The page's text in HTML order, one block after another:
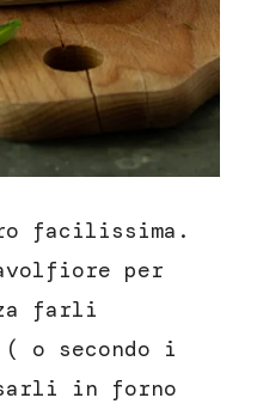
facilissima.
per
farli
( o secondo i
in forno